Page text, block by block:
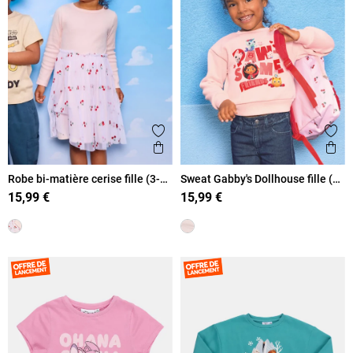
Ajouter aux favoris
Aperçu rapide
Robe bi-matière cerise fille (3-
8A)
15,99 €
Sweat Gabby's Dollhouse fille (3-
8A)
15,99 €